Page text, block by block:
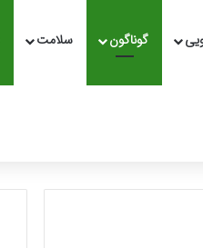
گوناگون سلامت